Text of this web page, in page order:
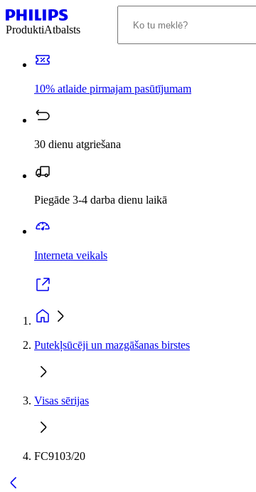
ProduktiAtbalsts
10% atlaide pirmajam pasūtījumam
30 dienu atgriešana
Piegāde 3-4 darba dienu laikā
Interneta veikals
Putekļsūcēji un mazgāšanas birstes
Visas sērijas
FC9103/20